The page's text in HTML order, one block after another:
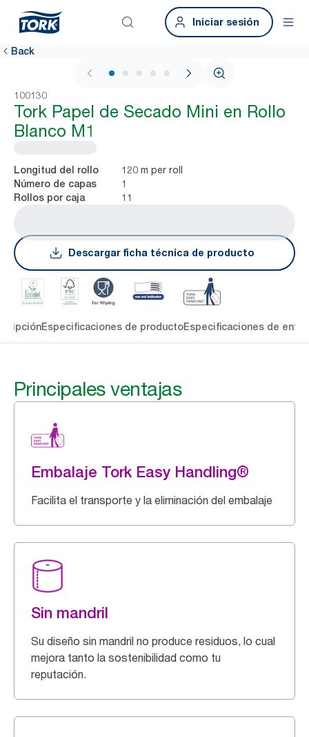
Iniciar sesión
Back
1 / 5
100130
Tork Papel de Secado Mini en Rollo
Blanco M1
Longitud del rollo 120 m per roll
Número de capas 1
Rollos por caja 11
Descargar ficha técnica de producto
Especificaciones de productoEspecificaciones de
Principales ventajas
Embalaje Tork Easy Handling®
Facilita el transporte y la eliminación del embalaje
Sin mandril
Su diseño sin mandril no produce residuos, lo cual
mejora tanto la sostenibilidad como tu
reputación.